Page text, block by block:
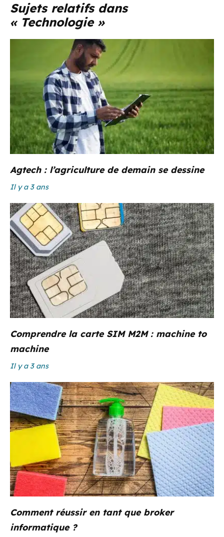
Sujets relatifs dans
« Technologie »
Agtech : l’agriculture de demain se dessine
Il y a 3 ans
Comprendre la carte SIM M2M : machine to
machine
Il y a 3 ans
Comment réussir en tant que broker
informatique ?